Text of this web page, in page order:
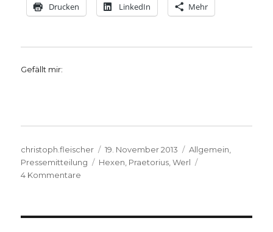
Drucken LinkedIn Mehr
Gefällt mir:
Autor
christoph.fleischer
Veröffentlicht
am
19. November 2013 Kategorien
Allgemein
Pressemitteilung
Schlagwörter
Hexen Praetorius ,Werl
4 Kommentare